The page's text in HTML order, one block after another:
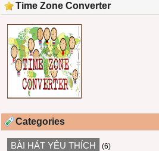
Time Zone Converter
Categories
BÀI HÁT YÊU THÍCH (6)